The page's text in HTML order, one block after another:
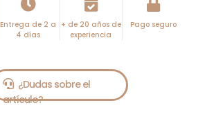
Entrega de 2 a
4 días
+ de 20 años de
experiencia
Pago seguro